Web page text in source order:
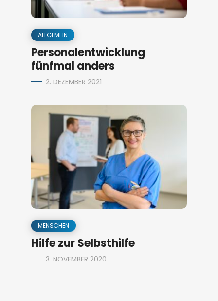
ALLGEMEIN
Personalentwicklung
fünfmal anders
2. DEZEMBER 2021
MENSCHEN
Hilfe zur Selbsthilfe
3. NOVEMBER 2020